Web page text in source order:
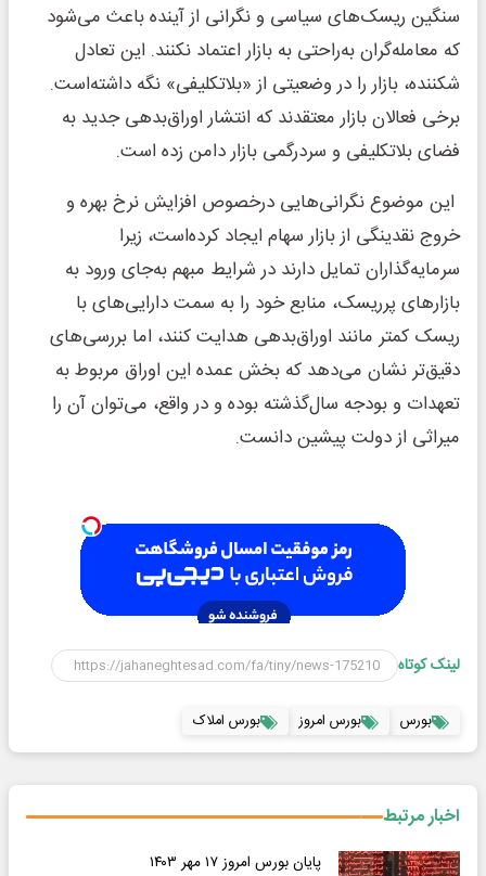
سنگین ریسک‌های سیاسی و نگرانی از آینده باعث می‌شود
که معامله‌گران به‌راحتی به بازار اعتماد نکنند. این تعادل
شکننده، بازار را در وضعیتی از «بلاتکلیفی» نگه داشته‌است.
برخی فعالان بازار معتقدند که انتشار اوراق‌بدهی جدید به
فضای بلاتکلیفی و سردرگمی بازار دامن زده است.
این موضوع نگرانی‌هایی درخصوص افزایش نرخ بهره و
خروج نقدینگی از بازار سهام ایجاد‌ کرده‌است، زیرا
سرمایه‌گذاران تمایل دارند در شرایط مبهم به‌جای ورود به
بازارهای پرریسک، منابع خود را به سمت دارایی‌های با
ریسک کمتر مانند اوراق‌بدهی هدایت کنند، اما بررسی‌‌‌‌‌‌‌های
دقیق‌تر نشان می‌دهد که بخش عمده این اوراق مربوط به
تعهدات و بودجه ‌سال‌گذشته بوده و در واقع، می‌توان آن را
میراثی از دولت پیشین دانست.
لینک کوتاه
بورس بورس امروز بورس املاک
اخبار مرتبط
پایان بورس امروز ۱۷ مهر ۱۴۰۳